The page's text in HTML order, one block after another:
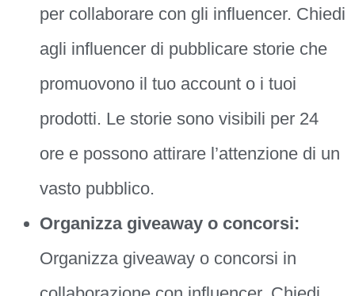
per collaborare con gli influencer. Chiedi
agli influencer di pubblicare storie che
promuovono il tuo account o i tuoi
prodotti. Le storie sono visibili per 24
ore e possono attirare l’attenzione di un
vasto pubblico.
Organizza giveaway o concorsi:
Organizza giveaway o concorsi in